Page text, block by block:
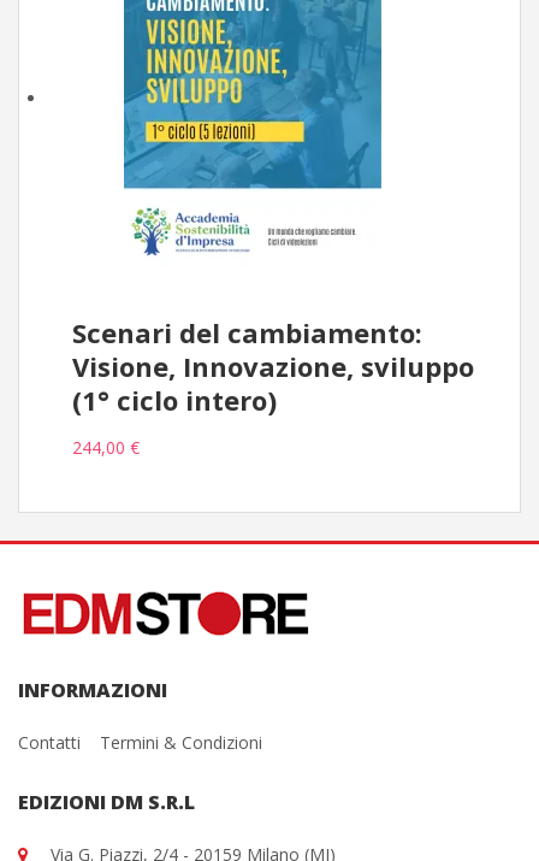
Scenari del cambiamento:
Visione, Innovazione, sviluppo
(1° ciclo intero)
244,00 €
INFORMAZIONI
Contatti Termini & Condizioni
EDIZIONI DM S.R.L
Via G. Piazzi, 2/4 - 20159 Milano (MI)